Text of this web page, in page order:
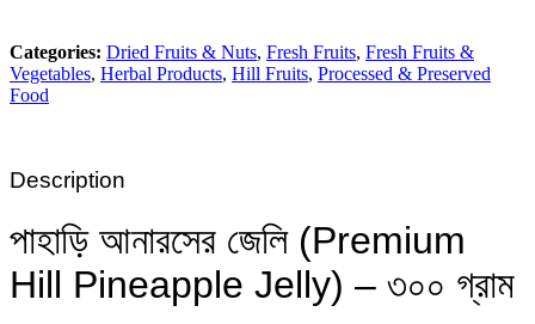
Jelly)
-
৩০০
Categories: Dried Fruits & Nuts, Fresh Fruits, Fresh Fruits &
Vegetables, Herbal Products, Hill Fruits, Processed & Preserved
Food
Description
পাহাড়ি আনারসের জেলি (Premium
Hill Pineapple Jelly) – ৩০০ গ্রাম